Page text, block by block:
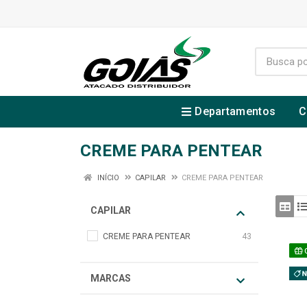
Departamentos
CREME PARA PENTEAR
INÍCIO CAPILAR CREME PARA PENTEAR
CAPILAR
CREME PARA PENTEAR 43
MARCAS